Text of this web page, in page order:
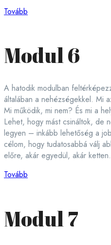
Tovább
Modul 6
A hatodik modulban
általában a nehézségekkel. Mi
Mi működik, mi nem? És mi a
Lehet, hogy mást csináltok, de
legyen – inkább lehetőség a
célom, hogy tudatosabbá válj
előre, akár egyedül, akár ketten.
Tovább
Modul 7